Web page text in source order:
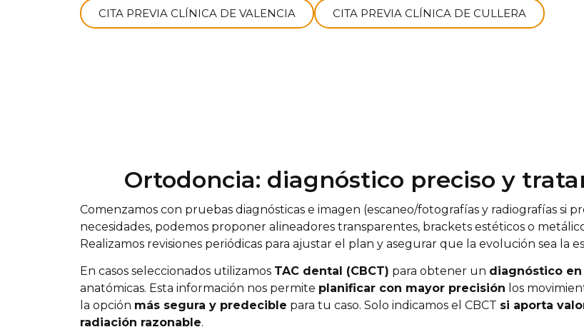
CITA PREVIA CLÍNICA DE VALENCIA CITA PREVIA CLÍNICA DE CULLERA
Ortodoncia: diagnóstico preciso y
Comenzamos con pruebas diagnósticas e imagen (escaneo/fotografías y radiografías si
necesidades, podemos proponer alineadores transparentes, brackets estéticos o
Realizamos revisiones periódicas para ajustar el plan y asegurar que la evolución sea la
En casos seleccionados utilizamos TAC dental (CBCT) para obtener un diagnóstico en
anatómicas. Esta información nos permite planificar con mayor precisión los
la opción más segura y predecible para tu caso. Solo indicamos el CBCT si aporta
radiación razonable.